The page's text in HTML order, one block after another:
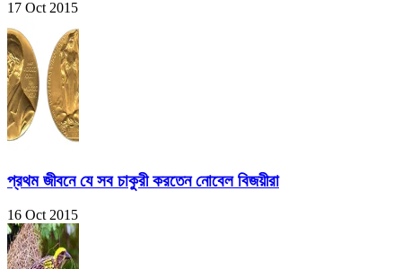
17 Oct 2015
প্রথম জীবনে যে সব চাকুরী করতেন নোবেল বিজয়ীরা
16 Oct 2015